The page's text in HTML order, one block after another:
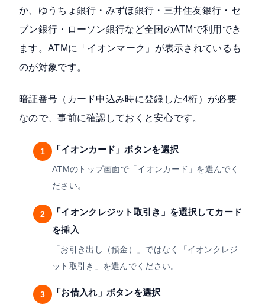
か、ゆうちょ銀行・みずほ銀行・三井住友銀行・セ
ブン銀行・ローソン銀行など全国のATMで利用でき
ます。ATMに「イオンマーク」が表示されているも
のが対象です。
暗証番号（カード申込み時に登録した4桁）が必要
なので、事前に確認しておくと安心です。
1 「イオンカード」ボタンを選択
ATMのトップ画面で「イオンカード」を選んでく
ださい。
2
「イオンクレジット取引き」を選択してカード
を挿入
「お引き出し（預金）」ではなく「イオンクレジ
ット取引き」を選んでください。
3 「お借入れ」ボタンを選択